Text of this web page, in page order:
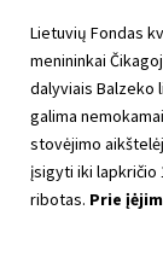
Lietuvių Fondas
menininkai
dalyviais Balzeko
galima
stovėjimo
įsigyti iki lapkričio
ribotas. Prie